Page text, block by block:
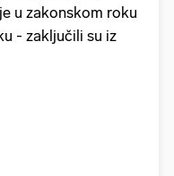
u zakonskom roku
- zaključili su iz